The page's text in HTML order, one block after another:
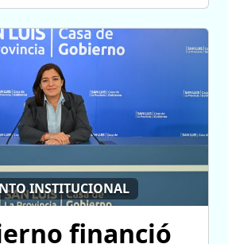
INSTITUCIONAL
financió